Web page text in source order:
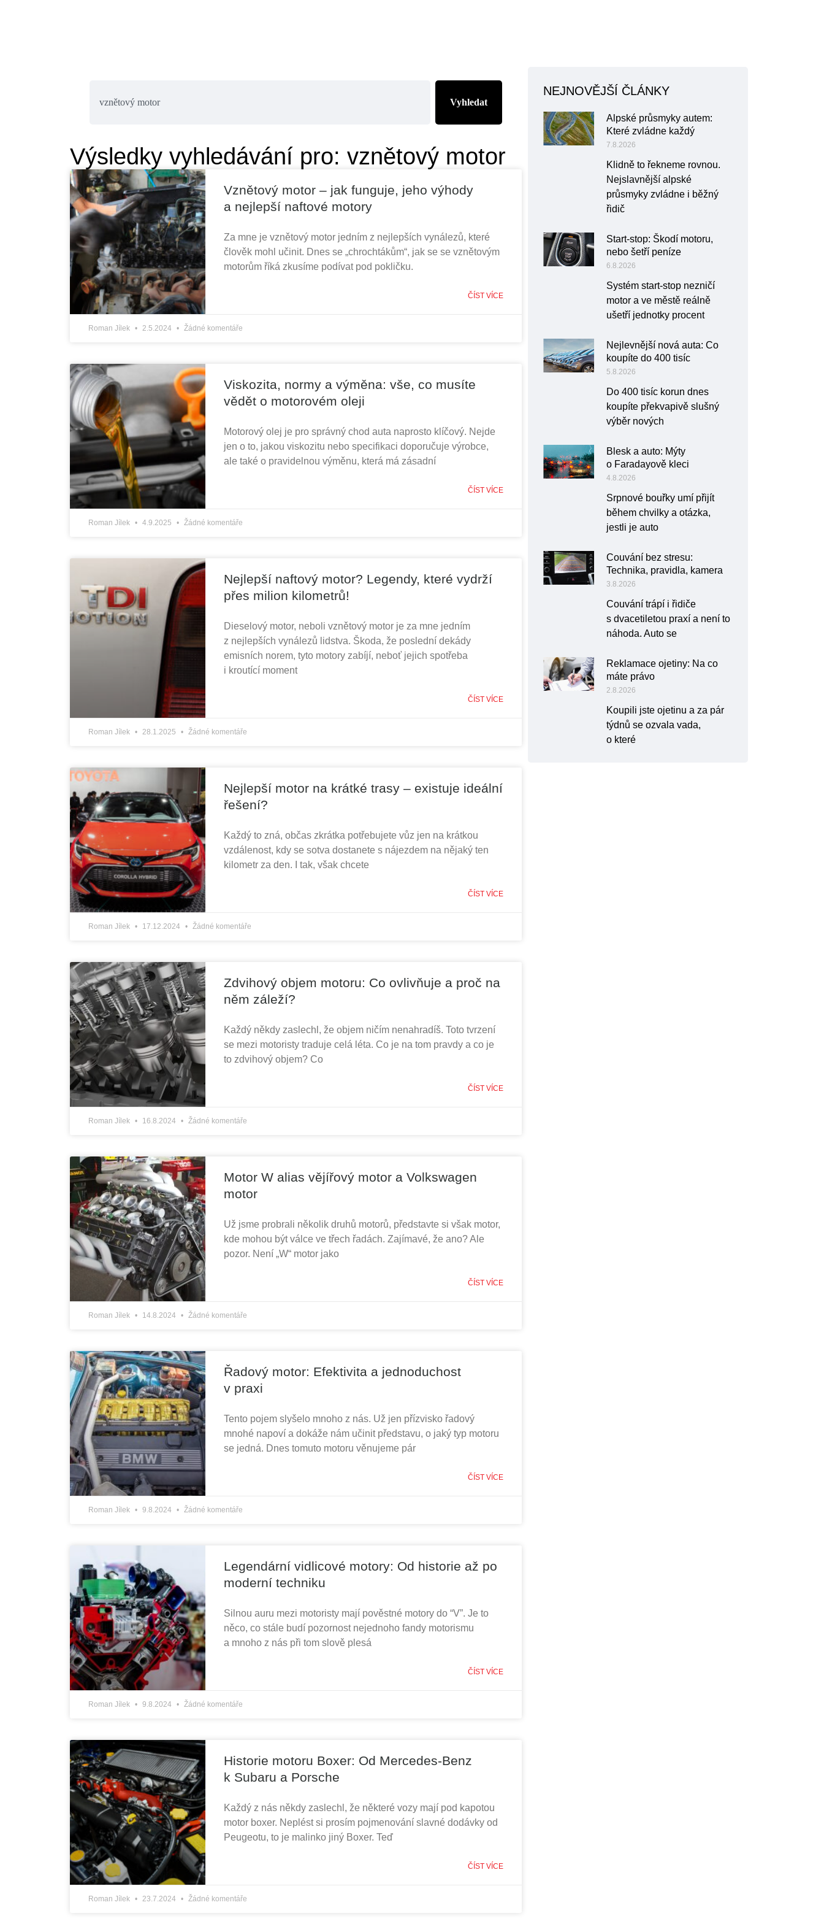
Vyhledat
Výsledky vyhledávání pro: vznětový motor
Vznětový motor – jak funguje, jeho výhody
a nejlepší naftové motory
Za mne je vznětový motor jedním z nejlepších vynálezů, které
člověk mohl učinit. Dnes se „chrochtákům“, jak se se vznětovým
motorům říká zkusíme podívat pod pokličku.
ČÍST VÍCE
Roman Jílek 2.5.2024 Žádné komentáře
Viskozita, normy a výměna: vše, co musíte
vědět o motorovém oleji
Motorový olej je pro správný chod auta naprosto klíčový. Nejde
jen o to, jakou viskozitu nebo specifikaci doporučuje výrobce,
ale také o pravidelnou výměnu, která má zásadní
ČÍST VÍCE
Roman Jílek 4.9.2025 Žádné komentáře
Nejlepší naftový motor? Legendy, které vydrží
přes milion kilometrů!
Dieselový motor, neboli vznětový motor je za mne jedním
z nejlepších vynálezů lidstva. Škoda, že poslední dekády
emisních norem, tyto motory zabíjí, neboť jejich spotřeba
i kroutící moment
ČÍST VÍCE
Roman Jílek 28.1.2025 Žádné komentáře
Nejlepší motor na krátké trasy – existuje ideální
řešení?
Každý to zná, občas zkrátka potřebujete vůz jen na krátkou
vzdálenost, kdy se sotva dostanete s nájezdem na nějaký ten
kilometr za den. I tak, však chcete
ČÍST VÍCE
Roman Jílek 17.12.2024 Žádné komentáře
Zdvihový objem motoru: Co ovlivňuje a proč na
něm záleží?
Každý někdy zaslechl, že objem ničím nenahradíš. Toto tvrzení
se mezi motoristy traduje celá léta. Co je na tom pravdy a co je
to zdvihový objem? Co
ČÍST VÍCE
Roman Jílek 16.8.2024 Žádné komentáře
Motor W alias vějířový motor a Volkswagen
motor
Už jsme probrali několik druhů motorů, představte si však motor,
kde mohou být válce ve třech řadách. Zajímavé, že ano? Ale
pozor. Není „W“ motor jako
ČÍST VÍCE
Roman Jílek 14.8.2024 Žádné komentáře
Řadový motor: Efektivita a jednoduchost
v praxi
Tento pojem slyšelo mnoho z nás. Už jen přízvisko řadový
mnohé napoví a dokáže nám učinit představu, o jaký typ motoru
se jedná. Dnes tomuto motoru věnujeme pár
ČÍST VÍCE
Roman Jílek 9.8.2024 Žádné komentáře
Legendární vidlicové motory: Od historie až po
moderní techniku
Silnou auru mezi motoristy mají pověstné motory do “V”. Je to
něco, co stále budí pozornost nejednoho fandy motorismu
a mnoho z nás při tom slově plesá
ČÍST VÍCE
Roman Jílek 9.8.2024 Žádné komentáře
Historie motoru Boxer: Od Mercedes-Benz
k Subaru a Porsche
Každý z nás někdy zaslechl, že některé vozy mají pod kapotou
motor boxer. Neplést si prosím pojmenování slavné dodávky od
Peugeotu, to je malinko jiný Boxer. Teď
ČÍST VÍCE
Roman Jílek 23.7.2024 Žádné komentáře
NEJNOVĚJŠÍ ČLÁNKY
Alpské průsmyky autem:
Které zvládne každý
7.8.2026
Klidně to řekneme rovnou.
Nejslavnější alpské
průsmyky zvládne i běžný
řidič
Start-stop: Škodí motoru,
nebo šetří peníze
6.8.2026
Systém start-stop nezničí
motor a ve městě reálně
ušetří jednotky procent
Nejlevnější nová auta: Co
koupíte do 400 tisíc
5.8.2026
Do 400 tisíc korun dnes
koupíte překvapivě slušný
výběr nových
Blesk a auto: Mýty
o Faradayově kleci
4.8.2026
Srpnové bouřky umí přijít
během chvilky a otázka,
jestli je auto
Couvání bez stresu:
Technika, pravidla, kamera
3.8.2026
Couvání trápí i řidiče
s dvacetiletou praxí a není to
náhoda. Auto se
Reklamace ojetiny: Na co
máte právo
2.8.2026
Koupili jste ojetinu a za pár
týdnů se ozvala vada,
o které